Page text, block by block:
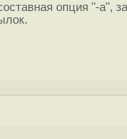
опция "-a",